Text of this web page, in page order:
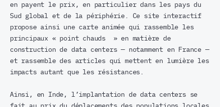
en payent le prix, en particulier dans les pays du
Sud global et de la périphérie. Ce site interactif
propose ainsi une carte animée qui rassemble les
principaux « point chauds » en matière de
construction de data centers — notamment en France —
et rassemble des articles qui mettent en lumière les
impacts autant que les résistances.
Ainsi, en Inde, l’implantation de data centers se
fait au prix du déplacements des populations locales